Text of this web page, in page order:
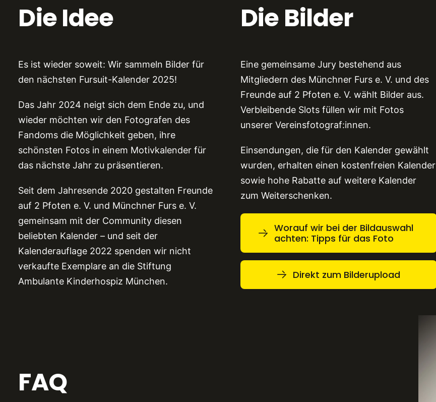
Die Idee
Es ist wieder soweit: Wir sammeln Bilder für
den nächsten Fursuit-Kalender 2025!
Das Jahr 2024 neigt sich dem Ende zu, und
wieder möchten wir den Fotografen des
Fandoms die Möglichkeit geben, ihre
schönsten Fotos in einem Motivkalender für
das nächste Jahr zu präsentieren.
Seit dem Jahresende 2020 gestalten Freunde
auf 2 Pfoten e. V. und Münchner Furs e. V.
gemeinsam mit der Community diesen
beliebten Kalender – und seit der
Kalenderauflage 2022 spenden wir nicht
verkaufte Exemplare an die Stiftung
Ambulante Kinderhospiz München.
Die Bilder
Eine gemeinsame Jury bestehend aus
Mitgliedern des Münchner Furs e. V. und des
Freunde auf 2 Pfoten e. V. wählt Bilder aus.
Verbleibende Slots füllen wir mit Fotos
unserer Vereinsfotograf:innen.
Einsendungen, die für den Kalender gewählt
wurden, erhalten einen kostenfreien Kalender
sowie hohe Rabatte auf weitere Kalender
zum Weiterschenken.
Worauf wir bei der Bildauswahl
achten: Tipps für das Foto
Direkt zum Bilderupload
FAQ